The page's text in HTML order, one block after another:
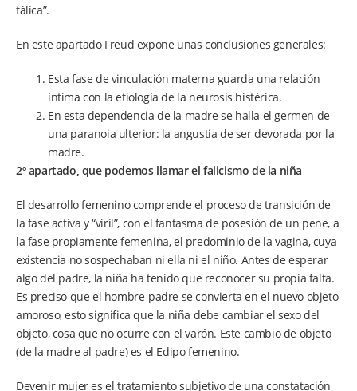
fálica”.
En este apartado Freud expone unas conclusiones generales:
Esta fase de vinculación materna guarda una relación
íntima con la etiología de la neurosis histérica.
En esta dependencia de la madre se halla el germen de
una paranoia ulterior: la angustia de ser devorada por la
madre.
2º apartado, que podemos llamar el falicismo de la niña
El desarrollo femenino comprende el proceso de transición de
la fase activa y “viril”, con el fantasma de posesión de un pene, a
la fase propiamente femenina, el predominio de la vagina, cuya
existencia no sospechaban ni ella ni el niño. Antes de esperar
algo del padre, la niña ha tenido que reconocer su propia falta.
Es preciso que el hombre-padre se convierta en el nuevo objeto
amoroso, esto significa que la niña debe cambiar el sexo del
objeto, cosa que no ocurre con el varón. Este cambio de objeto
(de la madre al padre) es el Edipo femenino.
Devenir mujer es el tratamiento subjetivo de una constatación